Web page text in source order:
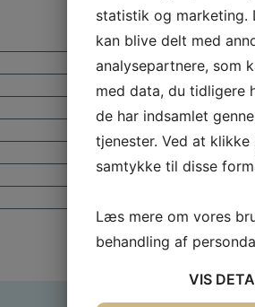
statistik og marketing.
kan blive delt med
analysepartnere, som
med data, du tidligere
de har indsamlet
tjenester. Ved at klikke
samtykke til disse
Læs mere om vores
behandling af
VIS